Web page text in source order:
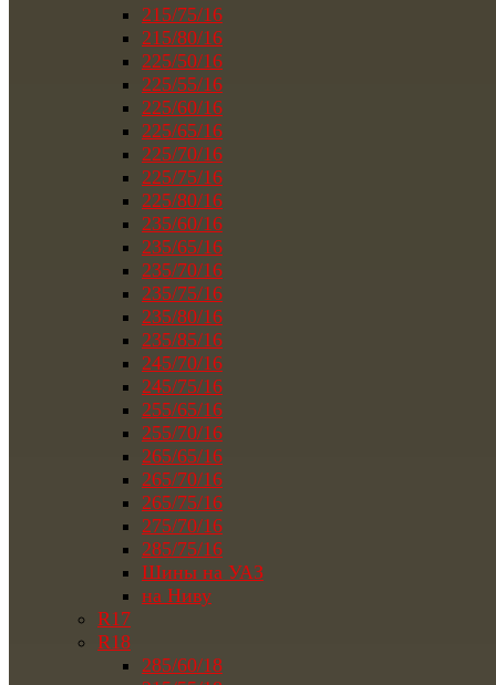
215/75/16
215/80/16
225/50/16
225/55/16
225/60/16
225/65/16
225/70/16
225/75/16
225/80/16
235/60/16
235/65/16
235/70/16
235/75/16
235/80/16
235/85/16
245/70/16
245/75/16
255/65/16
255/70/16
265/65/16
265/70/16
265/75/16
275/70/16
285/75/16
Шины на УАЗ
на Ниву
R17
R18
285/60/18